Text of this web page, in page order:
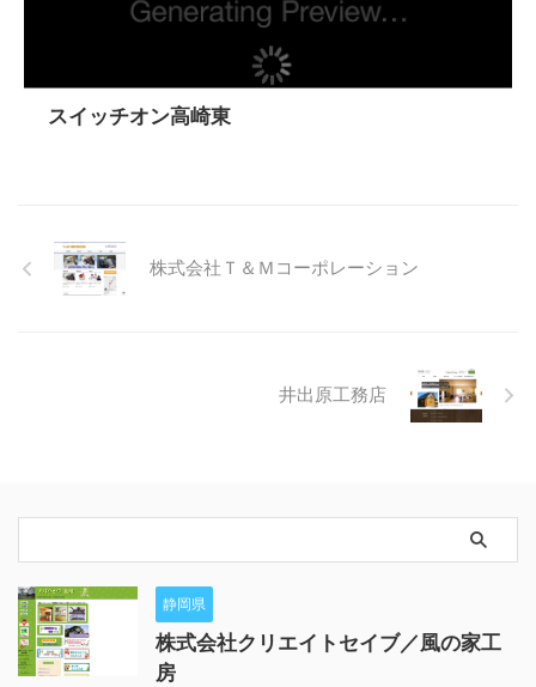
スイッチオン高崎東
株式会社Ｔ＆Ｍコーポレーション
井出原工務店
静岡県
株式会社クリエイトセイブ／風の家工
房